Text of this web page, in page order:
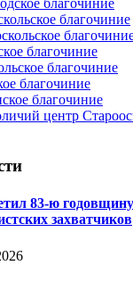
благочиние
благочиние
благочиние
благочиние
благочиние
центр
83-ю
захватчиков